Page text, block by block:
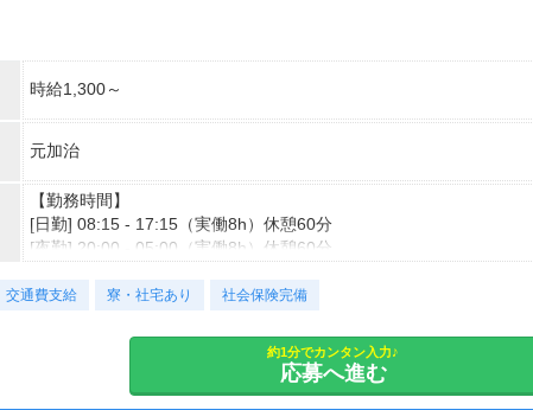
支出合計 ：5万円
→毎月20万円程度の貯金が目指せます！
時給1,300～
元加治
【勤務時間】
[日勤] 08:15 - 17:15（実働8h）休憩60分
[夜勤] 20:00 - 05:00（実働8h）休憩60分
【勤務形態】
交通費支給 寮・社宅あり 社会保険完備
約1分でカンタン入力♪
応募へ進む